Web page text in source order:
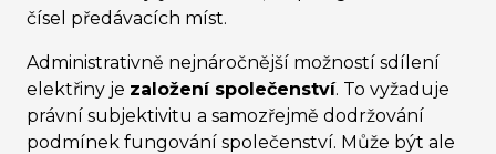
čísel předávacích míst.
Administrativně nejnáročnější možností sdílení
elektřiny je založení společenství. To vyžaduje
právní subjektivitu a samozřejmě dodržování
podmínek fungování společenství. Může být ale